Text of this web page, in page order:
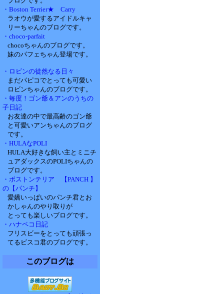
・Boston Terrier★ Carry
ラオウが愛するアイドルキャ
リーちゃんのブログです。
・choco-parfait
chocoちゃんのブログです。
妹のパフェちゃん登場です。
・ロビンの徒然なる日々
まだパピコでとっても可愛い
ロビンちゃんのブログです。
・毎度！ゴン爺＆アンのうちの
子日記
お友達の中で最高齢のゴン爺
と可愛いアンちゃんのブログ
です。
・HULAなPOLI
HULA大好きな飼い主とミニチ
ュアダックスのPOLIちゃんの
ブログです。
・ボストンテリア 【PANCH 】
の【パンチ】
愛嬌いっぱいのパンチ君とお
かしゃんのやり取りが
とっても楽しいブログです。
・ハナペコ日記
フリスビーをとっても頑張っ
てるビスコ君のブログです。
このブログは